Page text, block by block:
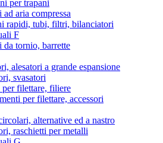
per trapani
aria compressa
rapidi, tubi, filtri, bilanciatori
F
da tornio, barrette
alesatori a grande espansione
svasatori
per filettare, filiere
per filettare, accessori
alternative ed a nastro
raschietti per metalli